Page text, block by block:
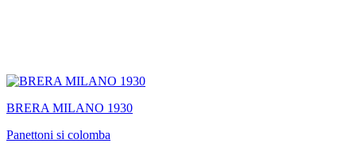
BRERA MILANO 1930
Panettoni si colomba